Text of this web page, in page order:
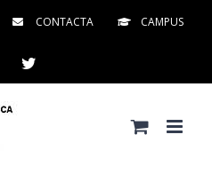
CONTACTA CAMPUS
FacebookTwitter